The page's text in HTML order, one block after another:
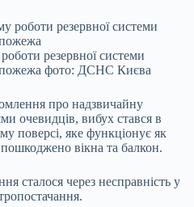
резервної системи
пожежа фото: ДСНС Києва
про надзвичайну
очевидців, вибух стався в
поверсі, яке функціонує як
вікна та балкон.
сталося через несправність у